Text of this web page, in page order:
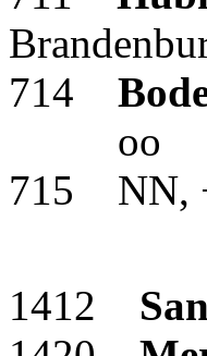
714
oo
715 NN,
1412